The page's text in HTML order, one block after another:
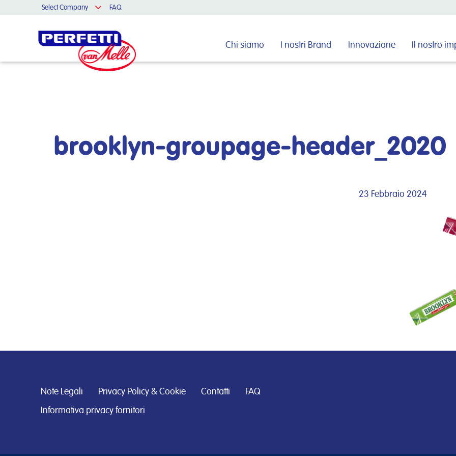
Select Company FAQ
Chi siamo I nostri Brand Innovazione Il nostro
Cerca nel sito
brooklyn-groupage-header_2020
23 Febbraio 2024
Note Legali Privacy Policy & Cookie Contatti FAQ
Informativa privacy fornitori